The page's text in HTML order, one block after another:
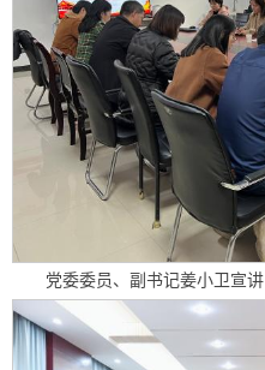
党委委员、副书记姜小卫宣讲